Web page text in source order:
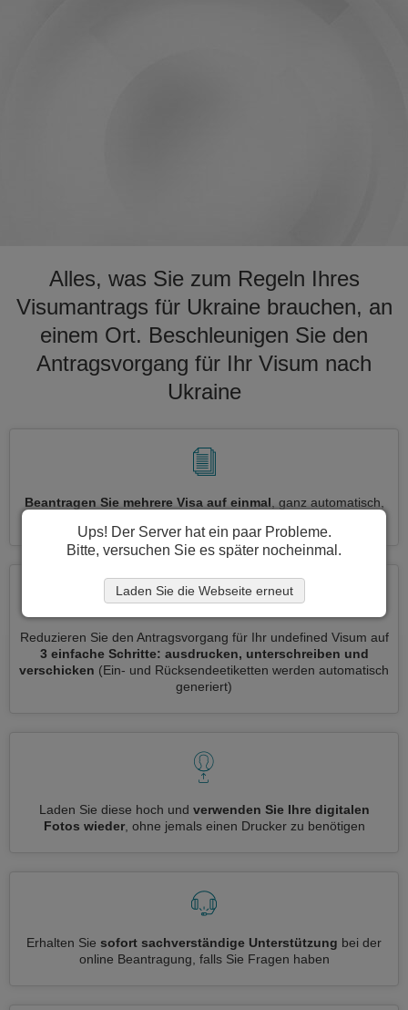
Alles, was Sie zum Regeln Ihres
Visumantrags für Ukraine brauchen, an
einem Ort. Beschleunigen Sie den
Antragsvorgang für Ihr Visum nach
Ukraine
Beantragen Sie mehrere Visa auf einmal , ganz automatisch,
Reduzieren Sie den Antragsvorgang für Ihr undefined Visum auf
3 einfache Schritte: ausdrucken, unterschreiben und
verschicken (Ein- und Rücksendeetiketten werden automatisch
generiert)
Laden Sie diese hoch und verwenden Sie Ihre digitalen
Fotos wieder, ohne jemals einen Drucker zu benötigen
Erhalten Sie sofort sachverständige Unterstützung bei der
online Beantragung, falls Sie Fragen haben
Ups! Der Server hat ein paar Probleme.
Bitte, versuchen Sie es später nocheinmal.
Laden Sie die Webseite erneut